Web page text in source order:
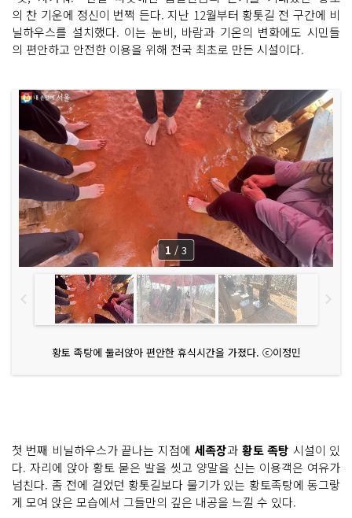
의 찬 기운에 정신이 번쩍 든다. 지난 12월부터 황톳길 전 구간에 비
닐하우스를 설치했다. 이는 눈비, 바람과 기온의 변화에도 시민들
의 편안하고 안전한 이용을 위해 전국 최초로 만든 시설이다.
황토 족탕에 둘러앉아 편안한 휴식시간을 가졌다. ⓒ이정민
1 / 3
첫 번째 비닐하우스가 끝나는 지점에 세족장과 황토 족탕 시설이 있
다. 자리에 앉아 황토 묻은 발을 씻고 양말을 신는 이용객은 여유가
넘친다. 좀 전에 걸었던 황톳길보다 물기가 있는 황토족탕에 동그랗
게 모여 앉은 모습에서 그들만의 깊은 내공을 느낄 수 있다.